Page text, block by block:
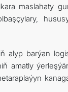
maslahaty
alyp barýan
amatly